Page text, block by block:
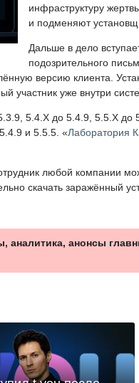
инфраструктуру
и подменяют
Дальше в дело
подозрительного
версию клиента.
участник уже внутри
5.4.X до 5.4.9, 5.5.X до
и 5.5.5. «Лаборатория
любой компании
скачать заражённый
анонсы